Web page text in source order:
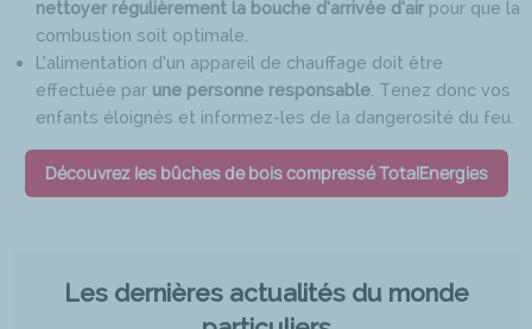
nettoyer régulièrement la bouche d’arrivée d’air pour que la
combustion soit optimale.
L’alimentation d’un appareil de chauffage doit être
effectuée par une personne responsable . Tenez donc vos
enfants éloignés et informez-les de la dangerosité du feu.
Découvrez les bûches de bois compressé TotalEnergies
Les dernières actualités du monde